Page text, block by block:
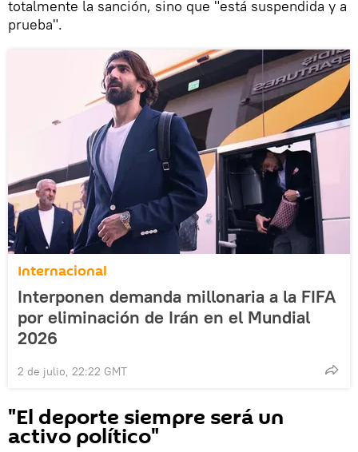
totalmente la sanción, sino que "está suspendida y a
prueba".
Internacional
Interponen demanda millonaria a la FIFA
por eliminación de Irán en el Mundial
2026
2 de julio, 22:22 GMT
"El deporte siempre será un
activo político"